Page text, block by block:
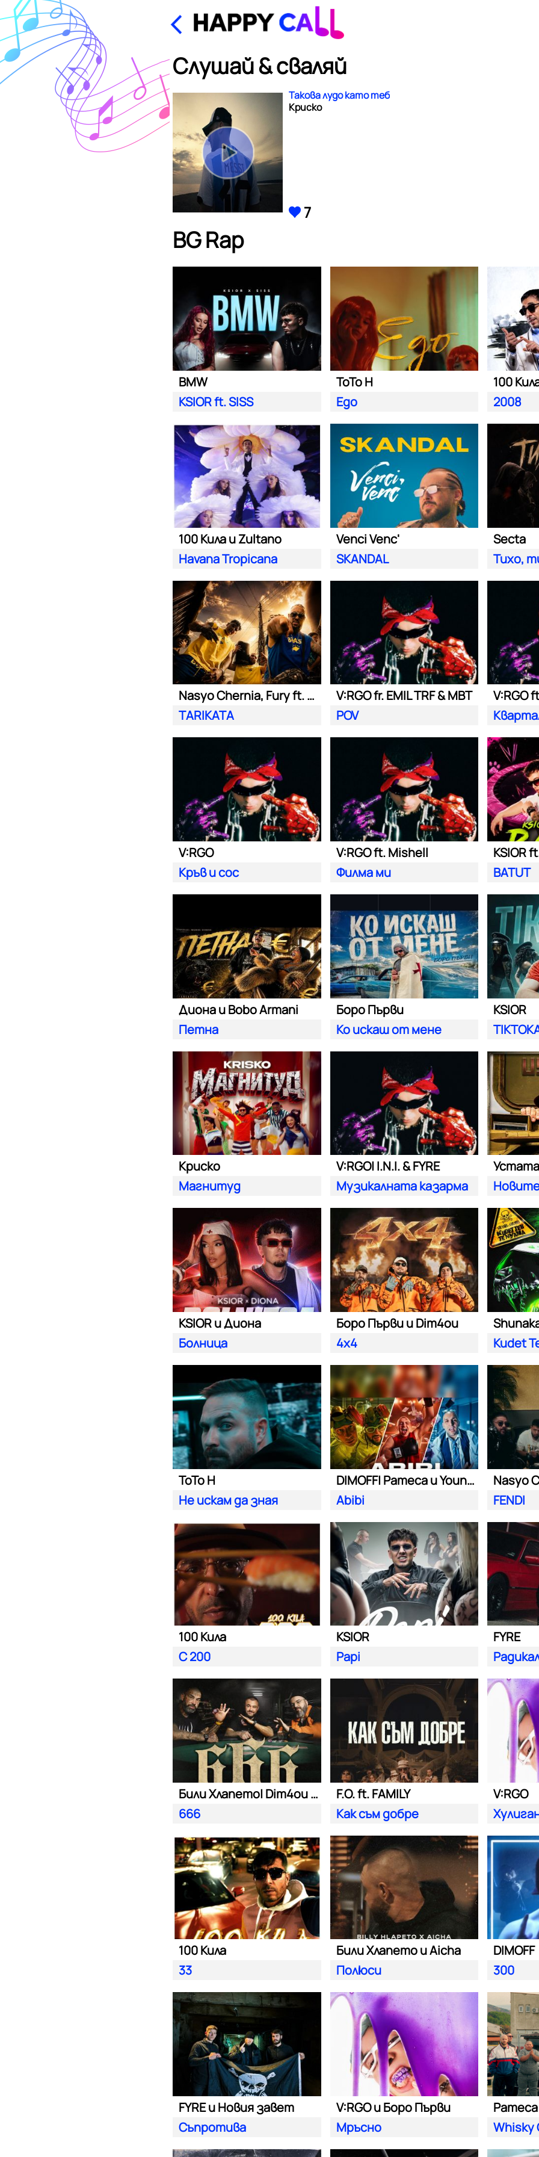
Слушай & сваляй
Такова лудо като теб
Криско
7
BG Rap
BMW
KSIOR ft. SISS
ToTo H
Ego
100
2008
100 Кила и Zultano
Havana Tropicana
Venci Venc'
SKANDAL
Secta
Тихо,
Nasyo Chernia, Fury ft. Bobo Armani
TARIKATA
V:RGO fr. EMIL TRF & MBT
POV
V:RGO
V:RGO
Кръв и сос
V:RGO ft. Mishell
Филма ми
KSIOR
BATUT
Диона и Bobo Armani
Петна
Боро Първи
Ко искаш от мене
KSIOR
Криско
Магнитуд
V:RGO| I.N.I. & FYRE
Музикалната казарма
KSIOR и Диона
Болница
Боро Първи и Dim4ou
4x4
Kudet
ToTo H
Не искам да зная
DIMOFF| Pameca и Young BB Young
Abibi
FENDI
100 Кила
С 200
KSIOR
Papi
FYRE
Били Хлапето| Dim4ou и Garjoka
666
F.O. ft. FAMILY
Как съм добре
V:RGO
100 Кила
33
Били Хлапето и Aicha
Полюси
DIMOFF
300
FYRE и Новия завет
Съпротива
V:RGO и Боро Първи
Мръсно
Whisky